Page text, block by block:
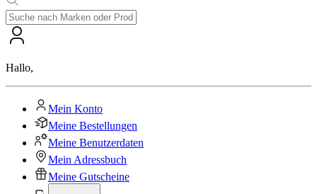
Hallo,
Mein Konto
Meine Bestellungen
Meine Benutzerdaten
Mein Adressbuch
Meine Gutscheine